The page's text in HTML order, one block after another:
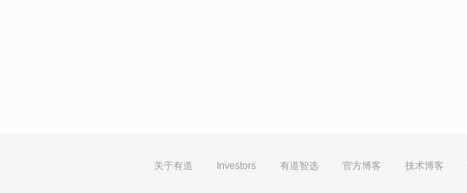
关于有道 Investors 有道智选 官方博客 技术博客